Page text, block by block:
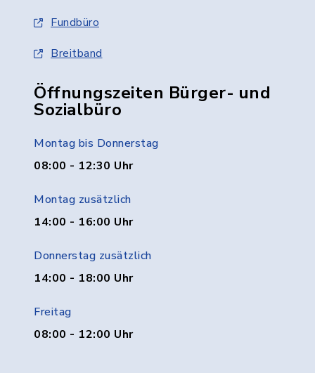
Fundbüro
Breitband
Öffnungszeiten Bürger- und
Sozialbüro
Montag bis Donnerstag
08:00 - 12:30 Uhr
Montag zusätzlich
14:00 - 16:00 Uhr
Donnerstag zusätzlich
14:00 - 18:00 Uhr
Freitag
08:00 - 12:00 Uhr